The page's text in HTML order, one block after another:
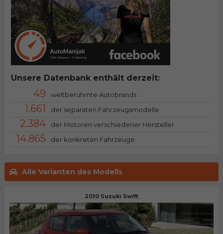
Alle Varianten des Modells
2010 Suzuki Swift
Unsere Datenbank enthält derzeit:
49 weltberühmte Autobrands
1.661 der separaten Fahrzeugsmodelle
2.384 der Motoren verschiedener Hersteller
14.865 der konkreten Fahrzeuge